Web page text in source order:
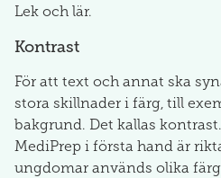
Lek och lär.
Kontrast
För att text och annat ska
stora skillnader i färg, till
bakgrund. Det kallas
MediPrep i första hand är
ungdomar används olika